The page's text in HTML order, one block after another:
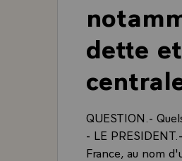
dette
QUESTION.-
- LE
France, au nom